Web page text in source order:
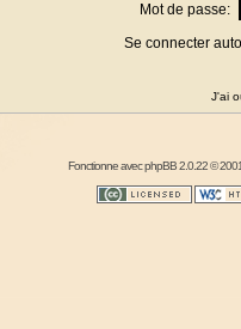
Mot de passe:
Se connecter
J'ai
Fonctionne avecphpBB2.0.22 ©